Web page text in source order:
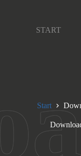
START
Start